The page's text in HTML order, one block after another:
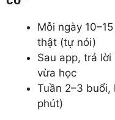
Mỗi ngày
thật (tự nói)
Sau app, trả lời
vừa học
Tuần 2–3 buổi,
phút)